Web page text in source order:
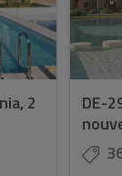
2
DE-